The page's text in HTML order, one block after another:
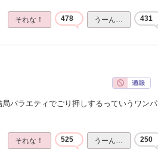
それな！ 478 うーん… 431
バラエティでごり押しするっていうワンパ
それな！ 525 うーん… 250